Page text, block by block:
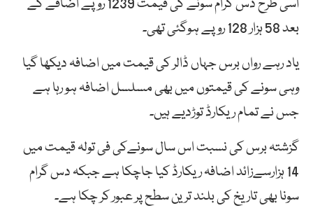
بعد 58 ہزار 128 روپے ہوگئی تھی۔
یاد رہے رواں برس جہاں ڈالر کی قیمت میں اضافہ دیکھا گیا
وہی سونے کی قیمتوں میں بھی مسلسل اضافہ ہو رہا ہے
جس نے تمام ریکارڈ توڑدیے ہیں۔
گزشتہ برس کی نسبت اس سال سونےکی فی تولہ قیمت میں
14 ہزارسےزائد اضافہ ریکارڈ کیا جاچکا ہے جبکہ دس گرام
سونا بھی تاریخ کی بلند ترین سطح پر عبور کر چکا ہے۔